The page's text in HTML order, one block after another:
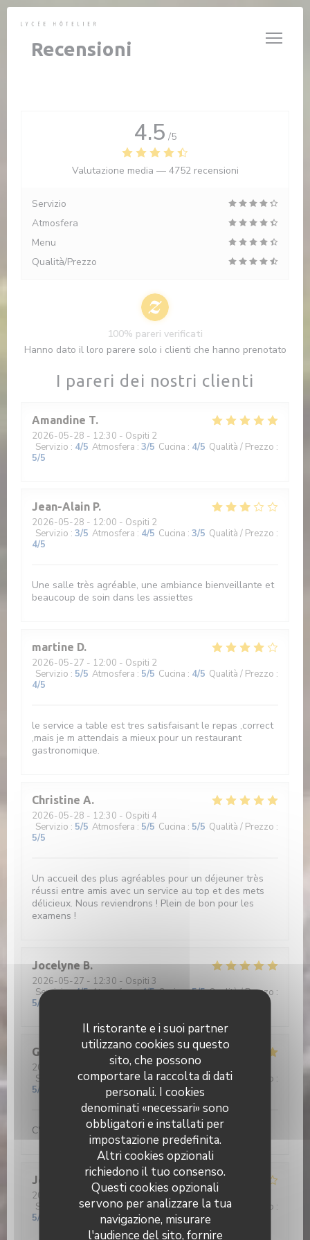
Personalizzazione delle tue scelte sui cookie
Il ristorante e i suoi partner
utilizzano cookies su questo
sito, che possono
comportare la raccolta di dati
personali. I cookies
denominati «necessari» sono
obbligatori e installati per
impostazione predefinita.
Altri cookies opzionali
richiedono il tuo consenso.
Questi cookies opzionali
servono per analizzare la tua
navigazione, misurare
l'audience del sito, fornire
Recensioni
I pareri dei nostri clienti
Amandine T
2026-05-28 - 12:30 - Ospiti 2
Servizio : 4/5 Atmosfera : 3/5 Cucina : 4/5 Qualità / Prezzo :
5/5
Jean-Alain P
2026-05-28 - 12:00 - Ospiti 2
Servizio : 3/5 Atmosfera : 4/5 Cucina : 3/5 Qualità / Prezzo :
4/5
Une salle très agréable, une ambiance bienveillante et
beaucoup de soin dans les assiettes
martine D
2026-05-27 - 12:00 - Ospiti 2
Servizio : 5/5 Atmosfera : 5/5 Cucina : 4/5 Qualità / Prezzo :
4/5
le service a table est tres satisfaisant le repas ,correct
,mais je m attendais a mieux pour un restaurant
gastronomique.
Christine A
2026-05-28 - 12:30 - Ospiti 4
Servizio : 5/5 Atmosfera : 5/5 Cucina : 5/5 Qualità / Prezzo :
5/5
Un accueil des plus agréables pour un déjeuner très
réussi entre amis avec un service au top et des mets
délicieux. Nous reviendrons ! Plein de bon pour les
examens !
Jocelyne B
2026-05-27 - 12:30 - Ospiti 3
Servizio:4/5 Atmosfera:4/5 Cucina:5/5 Qualità / Prezzo :
5/5
Gérard
2026-05-26
- 12:30 - Ospiti 2
Servizio
5/5 Atmosfera: 5/5 Cucina:5/5 Qualità / Prezzo :
5/5
C'est beau de voir nos jeunes aux fourneaux...
Jean René D
2026-05-26
- 12:30 - Ospiti 2
Servizio
4/5 Atmosfera: 4 /5 Cucina: 4/5 Qualità / Prezzo :
5/5
4.5 /5
Valutazione media — 4752 recensioni
Servizio
Atmosfera
Menu
Qualità/Prezzo
100% pareri verificati
Hanno dato il loro parere solo i clienti che hanno prenotato